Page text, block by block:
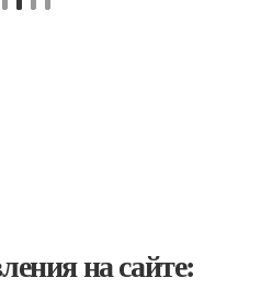
на сайте: